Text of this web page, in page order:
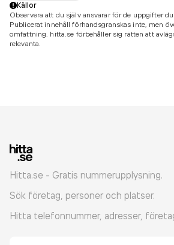
Källor
Observera att du själv ansvarar för de uppgifter
Publicerat innehåll förhandsgranskas inte, men
omfattning. hitta.se förbehåller sig rätten att
relevanta.
Hitta.se - Gratis nummerupplysning.
Sök företag, personer och platser.
Hitta telefonnummer, adresser,